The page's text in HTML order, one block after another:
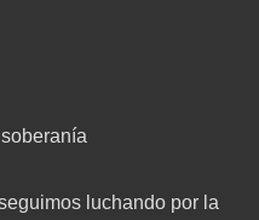
luchando por la